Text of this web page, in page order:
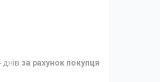
за рахунок покупця